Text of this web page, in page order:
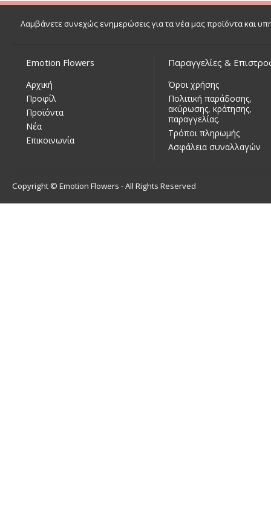
Λαμβάνετε συνεχώς ενημερώσεις για τα νέα μας προϊόντα και
Emotion Flowers
Αρχική
Προφίλ
Προϊόντα
Νέα
Επικοινωνία
Παραγγελίες &
Όροι χρήσης
Πολιτική παράδοσης,
ακύρωσης, κράτησης,
παραγγελίας.
Τρόποι πληρωμής
Ασφάλεια συναλλαγών
Copyright © Emotion Flowers - All Rights Reserved